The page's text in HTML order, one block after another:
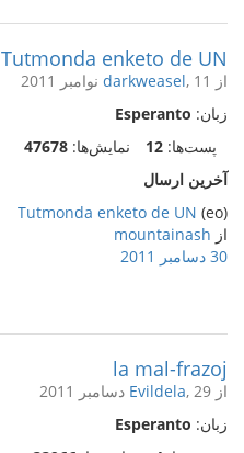
Tutmonda enketo de UN
از darkweasel, 11 نوامبر 2011
زبان: Esperanto
پست‌ها: 12 نمایش‌ها: 47678
آخرین ارسال
(eo)
Tutmonda enketo de UN
از mountainash
30 دسامبر 2011
la mal-frazoj
از Evildela, 29 دسامبر 2011
زبان: Esperanto